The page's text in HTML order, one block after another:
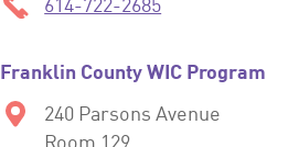
Franklin County WIC Program
Dirección:
240 Parsons Avenue
Room 129